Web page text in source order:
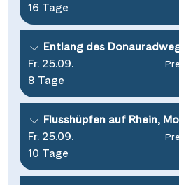
16 Tage
Entlang des
Fr. 25.09.
8 Tage
Flusshüpfen auf Rhein,
Fr. 25.09.
10 Tage